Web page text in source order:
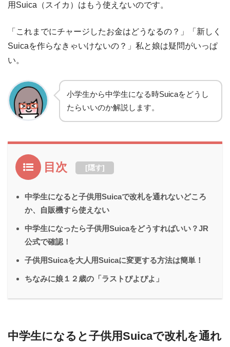
用Suica（スイカ）はもう使えないのです。
「これまでにチャージしたお金はどうなるの？」「新しく
Suicaを作らなきゃいけないの？」私と娘は疑問がいっぱ
い。
小学生から中学生になる時Suicaをどうし
たらいいのか解説します。
目次 [隠す]
中学生になると子供用Suicaで改札を通れないどころ
か、自販機すら使えない
中学生になったら子供用Suicaをどうすればいい？JR
公式で確認！
子供用Suicaを大人用Suicaに変更する方法は簡単！
ちなみに娘１２歳の「ラストぴよぴよ」
中学生になると子供用Suicaで改札を通れ